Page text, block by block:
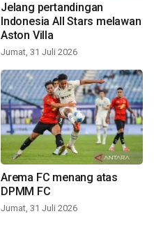
Jelang pertandingan
Indonesia All Stars melawan
Aston Villa
Jumat, 31 Juli 2026
Arema FC menang atas
DPMM FC
Jumat, 31 Juli 2026